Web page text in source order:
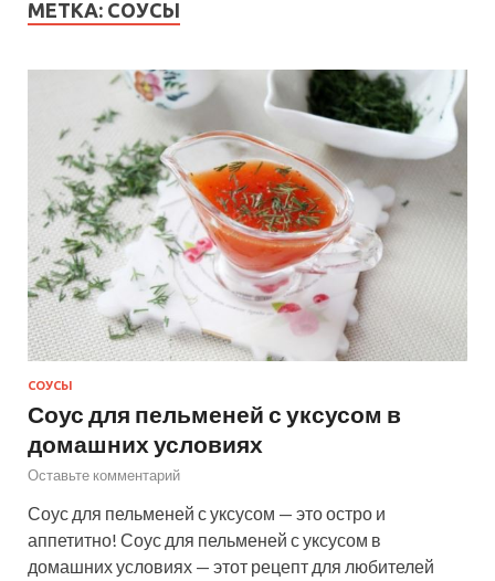
МЕТКА: СОУСЫ
СОУСЫ
Соус для пельменей с уксусом в
домашних условиях
Оставьте комментарий
Соус для пельменей с уксусом — это остро и
аппетитно! Соус для пельменей с уксусом в
домашних условиях — этот рецепт для любителей